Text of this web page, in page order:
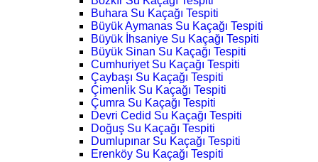
Buhara Su Kaçağı Tespiti
Büyük Aymanas Su Kaçağı Tespiti
Büyük İhsaniye Su Kaçağı Tespiti
Büyük Sinan Su Kaçağı Tespiti
Cumhuriyet Su Kaçağı Tespiti
Çaybaşı Su Kaçağı Tespiti
Çimenlik Su Kaçağı Tespiti
Çumra Su Kaçağı Tespiti
Devri Cedid Su Kaçağı Tespiti
Doğuş Su Kaçağı Tespiti
Dumlupınar Su Kaçağı Tespiti
Erenköy Su Kaçağı Tespiti